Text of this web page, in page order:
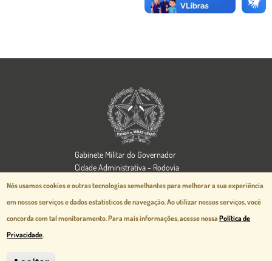
Imagem
Gabinete Militar do Governador
Cidade Administrativa - Rodovia
Belo Horizonte, MG - CEP 31630-903
Aspectos legais e responsabilidades
Nós usamos cookies e outras tecnologias semelhantes para melhorar a sua experiência
em nossos serviços e dados estatísticos de navegação.Ao utilizar nossos serviços, você
concorda com tal monitoramento. Para mais informações, acesse nossaPolítica de
Privacidade.